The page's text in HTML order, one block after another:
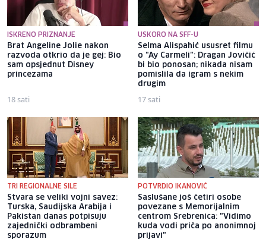
ISKRENO PRIZNANJE
Brat Angeline Jolie nakon
razvoda otkrio da je gej: Bio
sam opsjednut Disney
princezama
18 sati
USKORO NA SFF-U
Selma Alispahić ususret filmu
o "Ay Carmeli": Dragan Jovičić
bi bio ponosan; nikada nisam
pomislila da igram s nekim
drugim
17 sati
TRI REGIONALNE SILE
Stvara se veliki vojni savez:
Turska, Saudijska Arabija i
Pakistan danas potpisuju
zajednički odbrambeni
sporazum
POTVRDIO IKANOVIĆ
Saslušane još četiri osobe
povezane s Memorijalnim
centrom Srebrenica: "Vidimo
kuda vodi priča po anonimnoj
prijavi"